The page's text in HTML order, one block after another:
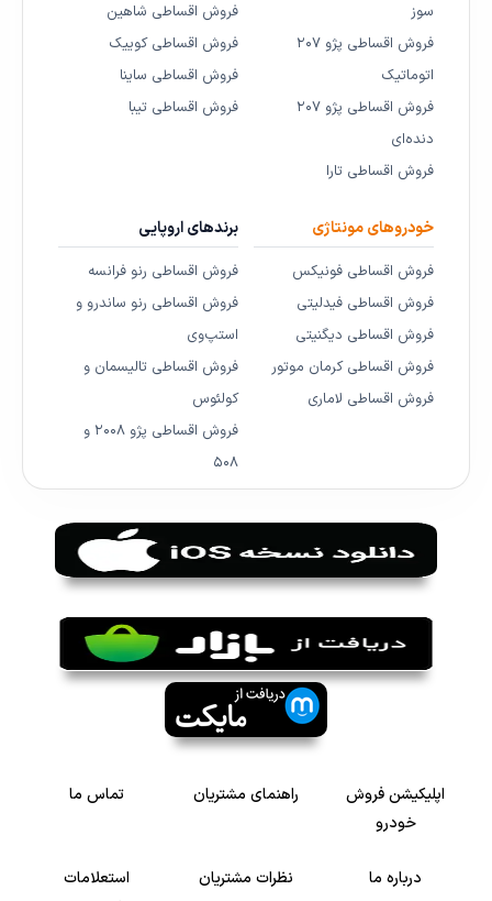
سوز
فروش اقساطی پژو ۲۰۷
اتوماتیک
فروش اقساطی پژو ۲۰۷
دنده‌ای
فروش اقساطی تارا
فروش اقساطی شاهین
فروش اقساطی کوییک
فروش اقساطی ساینا
فروش اقساطی تیبا
خودروهای مونتاژی
فروش اقساطی فونیکس
فروش اقساطی فیدلیتی
فروش اقساطی دیگنیتی
فروش اقساطی کرمان موتور
فروش اقساطی لاماری
برندهای اروپایی
فروش اقساطی رنو فرانسه
فروش اقساطی رنو ساندرو و
استپ‌وی
فروش اقساطی تالیسمان و
کولئوس
فروش اقساطی پژو ۲۰۰۸ و
۵۰۸
اپلیکیشن فروش
خودرو
راهنمای مشتریان تماس ما
درباره ما نظرات مشتریان
استعلامات